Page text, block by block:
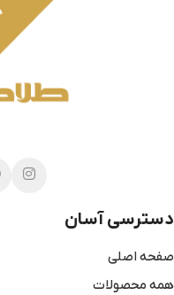
دسترسی آسان
صفحه اصلی
همه محصولات